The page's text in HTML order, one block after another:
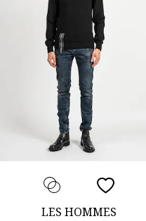
LES HOMMES